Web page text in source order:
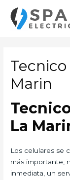
contenido
Marin
La
Los celulares se
más importante,
inmediata, un